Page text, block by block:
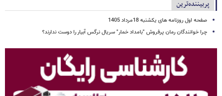
پربیننده‌ترین
صفحه اول روزنامه های یکشنبه 18مرداد 1405
چرا خوانندگان رمان پرفروش "بامداد خمار" سریال نرگس آبیار را دوست ندارند؟